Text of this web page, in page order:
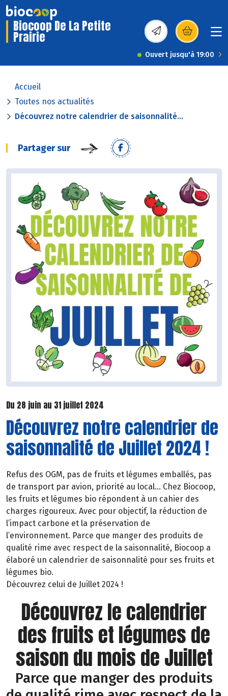
Biocoop De La Petite
Prairie (s’ouvre dans une
Ouvert jusqu'à 19:00
Accueil
Toutes nos actualités
Découvrez notre calendrier de saisonnalité...
Partager sur
Du 28 juin au 31 juillet 2024
Découvrez notre calendrier de
saisonnalité de Juillet 2024 !
Refus des OGM, pas de fruits et légumes emballés, pas
de transport par avion, priorité au local… Chez Biocoop,
les fruits et légumes bio répondent à un cahier des
charges rigoureux. Avec pour objectif, la réduction de
l’impact carbone et la préservation de
l’environnement. Parce que manger des produits de
qualité rime avec respect de la saisonnalité, Biocoop a
élaboré un calendrier de saisonnalité pour ses fruits et
légumes bio.
Découvrez celui de Juillet 2024 !
Découvrez le calendrier
des fruits et légumes de
saison du mois de Juillet
Parce que manger des produits